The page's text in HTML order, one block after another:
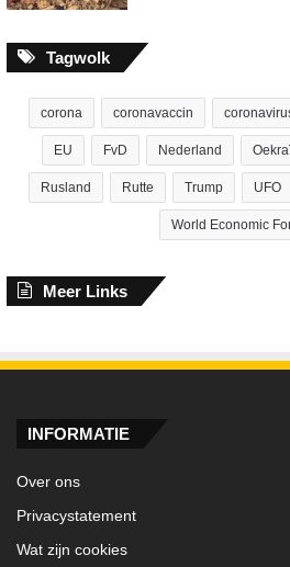
Tagwolk
corona coronavaccin
EU FvD Nederland
Rusland Rutte Trump UFO
World Economic
Meer Links
INFORMATIE
Over ons
Privacystatement
Wat zijn cookies